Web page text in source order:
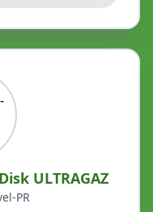
ULTRAGAZ
PR